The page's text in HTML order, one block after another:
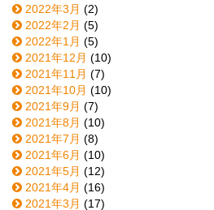
2022年3月 (2)
2022年2月 (5)
2022年1月 (5)
2021年12月 (10)
2021年11月 (7)
2021年10月 (10)
2021年9月 (7)
2021年8月 (10)
2021年7月 (8)
2021年6月 (10)
2021年5月 (12)
2021年4月 (16)
2021年3月 (17)